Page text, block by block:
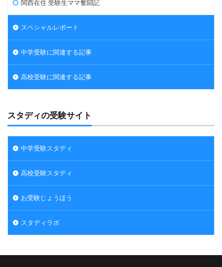
関西在住 受験生ママ奮闘記
スペシャルレポート
中学受験に関連する記事
高校受験に関連する記事
スタディの受験サイト
中学受験スタディ
高校受験スタディ
お受験じょうほう
スタディラボ